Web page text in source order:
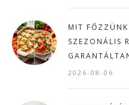
MIT
SZEZONÁLIS
2026-08-06